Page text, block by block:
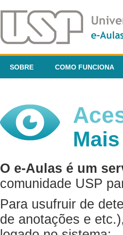
SOBRE COMO FUNCIONA
O e-Aulas é um
comunidade USP
Para usufruir de
de anotações e